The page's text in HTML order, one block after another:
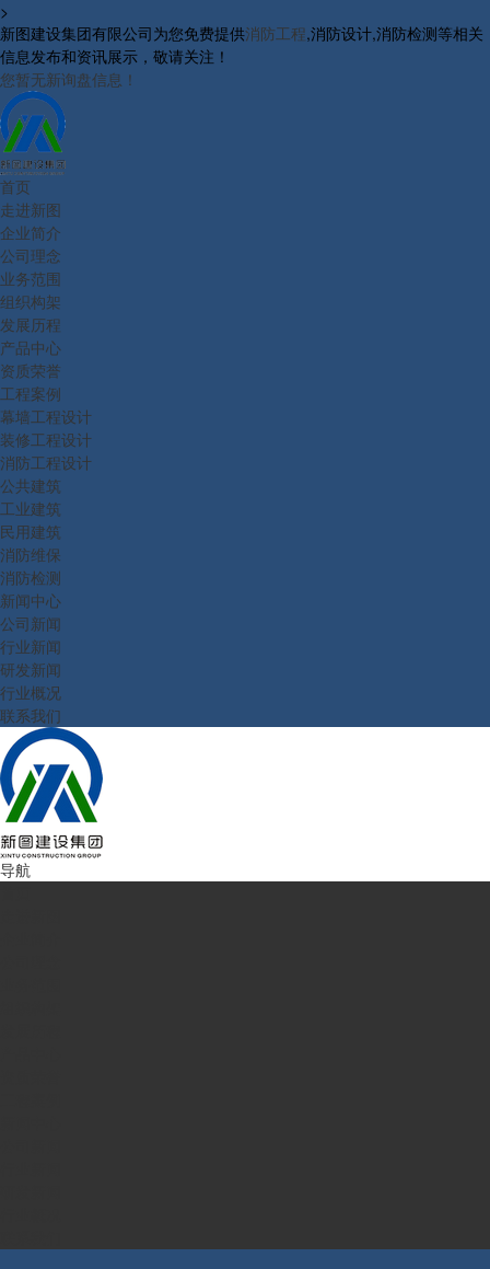
>
新图建设集团有限公司为您免费提供消防工程,消防设计,消防检测等相关
信息发布和资讯展示，敬请关注！
您暂无新询盘信息！
首页
走进新图
企业简介
公司理念
业务范围
组织构架
发展历程
产品中心
资质荣誉
工程案例
幕墙工程设计
装修工程设计
消防工程设计
公共建筑
工业建筑
民用建筑
消防维保
消防检测
新闻中心
公司新闻
行业新闻
研发新闻
行业概况
联系我们
导航